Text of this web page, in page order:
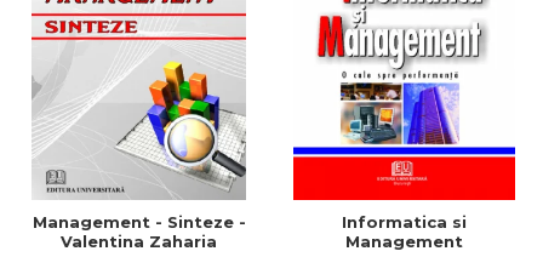
Management - Sinteze -
Valentina Zaharia
Informatica si
Management